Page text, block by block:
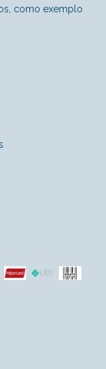
como exemplo